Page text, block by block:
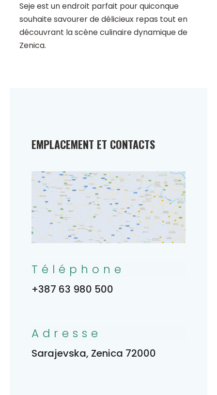
Seje est un endroit parfait pour quiconque
souhaite savourer de délicieux repas tout en
découvrant la scène culinaire dynamique de
Zenica.
EMPLACEMENT ET CONTACTS
Téléphone
+387 63 980 500
Adresse
Sarajevska, Zenica 72000